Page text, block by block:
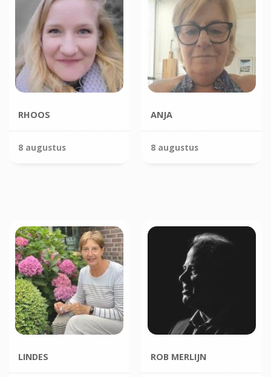
RHOOS
8 augustus
ANJA
8 augustus
LINDES ROB MERLIJN